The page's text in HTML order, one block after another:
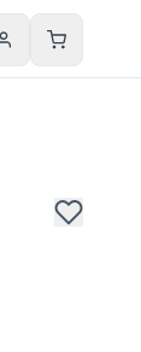
HesabımSepetim